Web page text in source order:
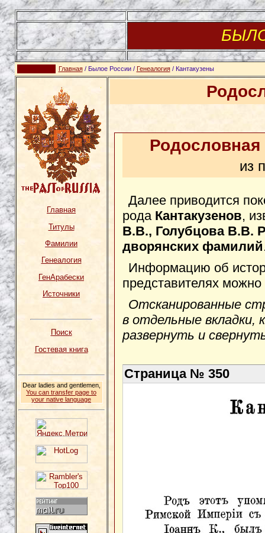
Главная/ Былое России / Генеалогия/ Кантакузены
Главная
Титулы
Фамилии
Генеалогия
ГенАрабески
Источники
Поиск
Гостевая книга
Dear ladies and gentlemen,
You can transfer page to
your native language
Родословная
из
Далее приводится
рода Кантакузенов,
В.В., Голубцова В.В.
дворянских фамилий
Информацию об
представителях
Отсканированные
в отдельные вкладки,
развернуть и
Страница № 350